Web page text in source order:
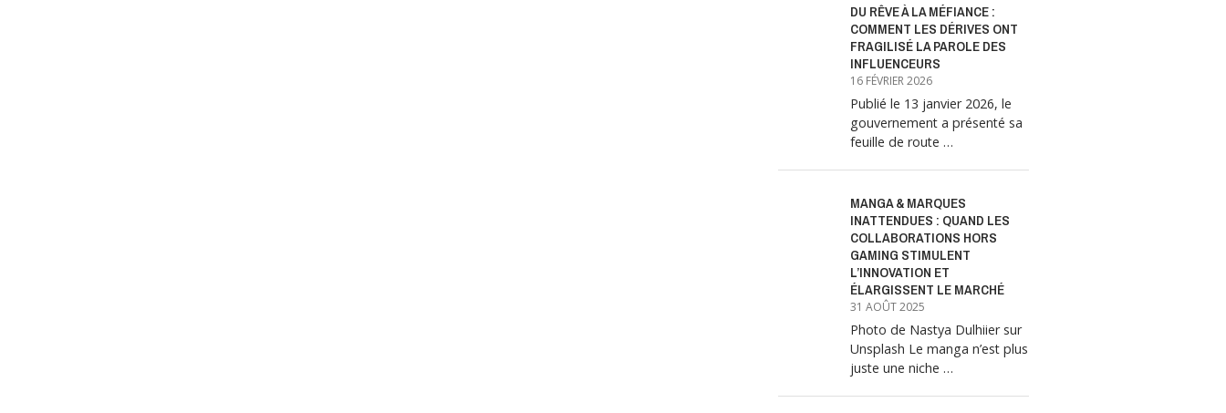
DU RÊVE À LA MÉFIANCE :
COMMENT LES DÉRIVES ONT
FRAGILISÉ LA PAROLE DES
INFLUENCEURS
16 FÉVRIER 2026
Publié le 13 janvier 2026, le
gouvernement a présenté sa
feuille de route …
MANGA & MARQUES
INATTENDUES : QUAND LES
COLLABORATIONS HORS
GAMING STIMULENT
L’INNOVATION ET
ÉLARGISSENT LE MARCHÉ
31 AOÛT 2025
Photo de Nastya Dulhiier sur
Unsplash Le manga n’est plus
juste une niche …